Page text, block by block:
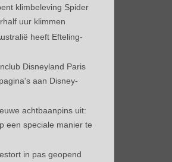
klimbeleving Spider
uur klimmen
heeft Efteling-
Disneyland Paris
aan Disney-
achtbaanpins uit:
een speciale manier te
in pas geopend